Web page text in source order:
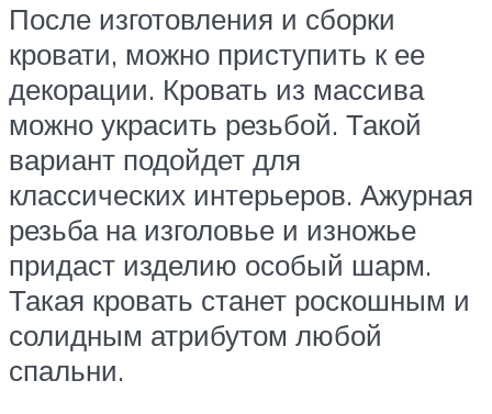
После изготовления и сборки
кровати, можно приступить к ее
декорации. Кровать из массива
можно украсить резьбой. Такой
вариант подойдет для
классических интерьеров. Ажурная
резьба на изголовье и изножье
придаст изделию особый шарм.
Такая кровать станет роскошным и
солидным атрибутом любой
спальни.